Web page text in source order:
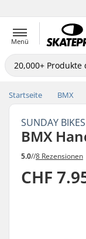
Menü
Startseite BMX
SUNDAY BIKES
BMX
5.0//8 Rezensionen
CHF